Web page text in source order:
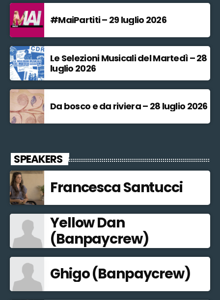
#MaiPartiti – 29 luglio 2026
Le Selezioni Musicali del Martedì – 28
luglio 2026
Da bosco e da riviera – 28 luglio 2026
SPEAKERS
Francesca Santucci
Yellow Dan
(Banpaycrew)
Ghigo (Banpaycrew)